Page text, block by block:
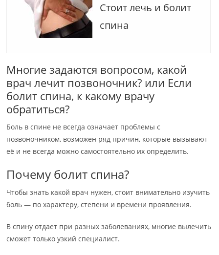
Стоит лечь и болит
спина
Многие задаются вопросом, какой
врач лечит позвоночник? или Если
болит спина, к какому врачу
обратиться?
Боль в спине не всегда означает проблемы с
позвоночником, возможен ряд причин, которые вызывают
её и не всегда можно самостоятельно их определить.
Почему болит спина?
Чтобы знать какой врач нужен, стоит внимательно изучить
боль — по характеру, степени и времени проявления.
В спину отдает при разных заболеваниях, многие вылечить
сможет только узкий специалист.